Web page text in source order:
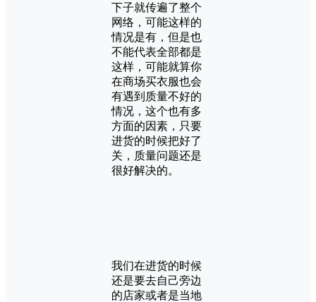
下子就传遍了整个
网络，可能这样的
情况是有，但是也
不能代表全部都是
这样，可能就算你
在商场买衣服也会
有遇到质量不好的
情况，这个也有多
方面的因素，只要
进货的时候把好了
关，质量问题还是
很好解决的。
我们在进货的时候
还是要去自己旁边
的店家或者是当地